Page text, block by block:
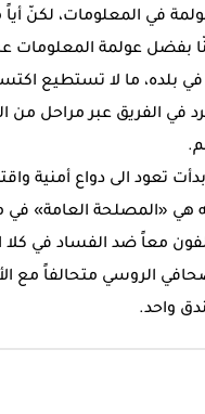
في المعلومات، لكنّ
منّا بفضل عولمة
بلده، ما لا تستطيع
في الفريق عبر مراحل من
تعود الى دواع أمنية
هي «المصلحة العامة» في
معاً ضد الفساد في كلا
الروسي متحالفاً مع
واحد.